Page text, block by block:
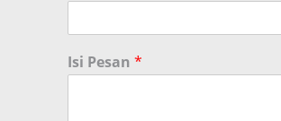
Isi Pesan *